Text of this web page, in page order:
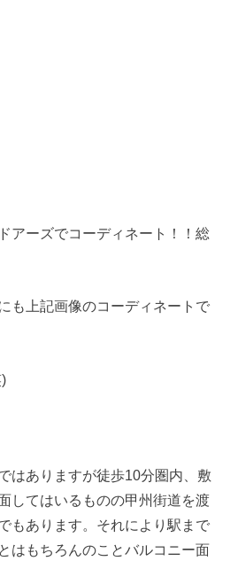
アーズでコーディネート！！総
も上記画像のコーディネートで
はありますが徒歩10分圏内、敷
してはいるものの甲州街道を渡
もあります。それにより駅まで
はもちろんのことバルコニー面